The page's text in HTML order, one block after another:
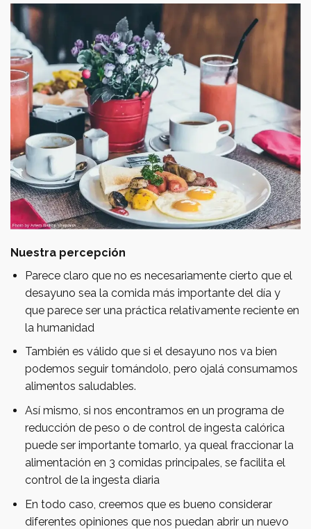
Nuestra percepción
Parece claro que no es necesariamente cierto que el
desayuno sea la comida más importante del día y
que parece ser una práctica relativamente reciente en
la humanidad
También es válido que si el desayuno nos va bien
podemos seguir tomándolo, pero ojalá consumamos
alimentos saludables.
Así mismo, si nos encontramos en un programa de
reducción de peso o de control de ingesta calórica
puede ser importante tomarlo, ya queal fraccionar la
alimentación en 3 comidas principales, se facilita el
control de la ingesta diaria
En todo caso, creemos que es bueno considerar
diferentes opiniones que nos puedan abrir un nuevo